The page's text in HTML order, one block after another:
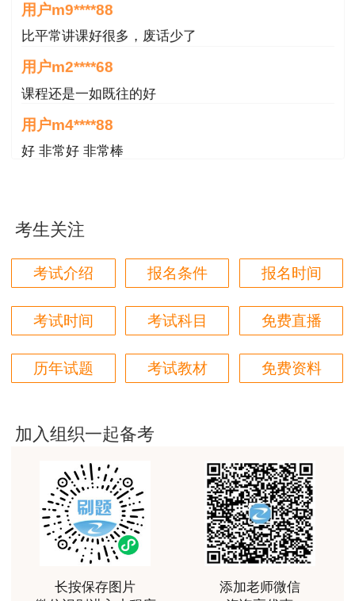
比平常讲课好很多，废话少了
用户m2****68
课程还是一如既往的好
用户m4****88
好 非常好 非常棒
用户m8****68
好
用户m6****66
用户m6****66
非常美好
用户m6****68
用户m7****66
好好 好 好 好真好
用户Fa****56
认真听完，自己理解，老师确实讲的很好
用户xj****ra
课程课件设计完美，授课老师讲解通俗易懂
考生关注
考试介绍 报名条件 报名时间
考试时间 考试科目 免费直播
历年试题 考试教材 免费资料
加入组织一起备考
长按保存图片
添加老师微信